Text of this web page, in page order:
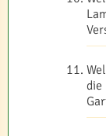
die